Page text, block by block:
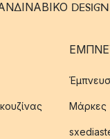
DESIGN
Μάρκες